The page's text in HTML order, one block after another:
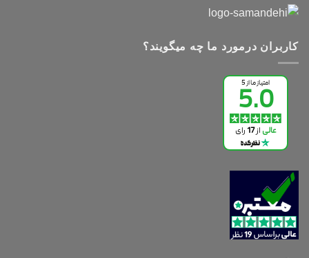
کاربران درمورد ما چه میگویند؟